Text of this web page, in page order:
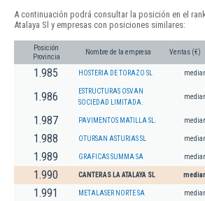
A continuación podrá consultar la posición en el
Atalaya Sl y empresas con posiciones similares:
Posición
Provincia
Nombre de la empresa Ventas (€)
1.985 HOSTERIA DE TORAZO SL
1.986
ESTRUCTURAS OSVAN
SOCIEDAD LIMITADA.
1.987 PAVIMENTOS MATILLA SL.
1.988 OTURSAN ASTURIAS SL
1.989 GRAFICAS SUMMA SA
1.990 CANTERAS LA ATALAYA SL
1.991 METALASER NORTE SA